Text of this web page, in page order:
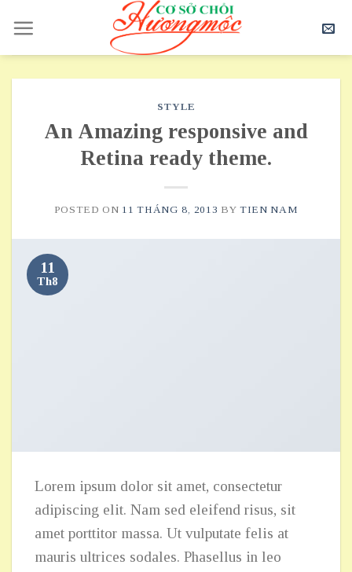
content
STYLE
An Amazing responsive and
Retina ready theme.
POSTED ON 11 THÁNG 8, 2013 BY TIEN NAM
11
Th8
Lorem ipsum dolor sit amet, consectetur
adipiscing elit. Nam sed eleifend risus, sit
amet porttitor massa. Ut vulputate felis at
mauris ultrices sodales. Phasellus in leo